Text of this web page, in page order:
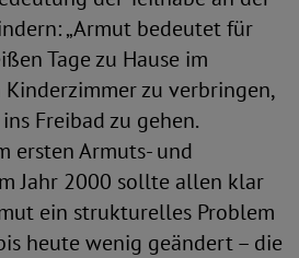
„Armut bedeutet für
Tage zu Hause im
zu verbringen,
Freibad zu gehen.
ersten Armuts- und
Jahr 2000 sollte allen klar
ein strukturelles Problem
heute wenig geändert – die